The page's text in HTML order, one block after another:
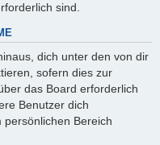
sind.
dich unter den von dir
sofern dies zur
das Board erforderlich
Benutzer dich
Bereich